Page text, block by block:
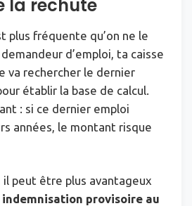
la rechute
plus fréquente qu’on ne le
d’emploi, ta caisse
va rechercher le dernier
établir la base de calcul.
: si ce dernier emploi
années, le montant risque
il peut être plus avantageux
indemnisation provisoire au